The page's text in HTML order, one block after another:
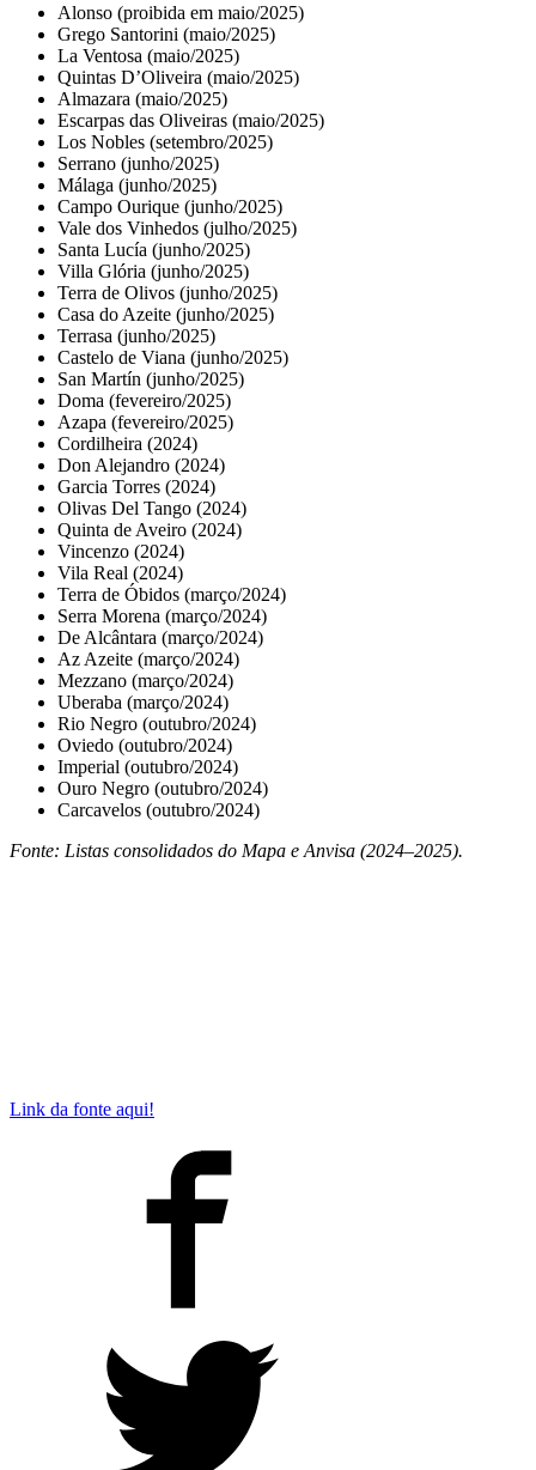
Alonso (proibida em maio/2025)
Grego Santorini (maio/2025)
La Ventosa (maio/2025)
Quintas D’Oliveira (maio/2025)
Almazara (maio/2025)
Escarpas das Oliveiras (maio/2025)
Los Nobles (setembro/2025)
Serrano (junho/2025)
Málaga (junho/2025)
Campo Ourique (junho/2025)
Vale dos Vinhedos (julho/2025)
Santa Lucía (junho/2025)
Villa Glória (junho/2025)
Terra de Olivos (junho/2025)
Casa do Azeite (junho/2025)
Terrasa (junho/2025)
Castelo de Viana (junho/2025)
San Martín (junho/2025)
Doma (fevereiro/2025)
Azapa (fevereiro/2025)
Cordilheira (2024)
Don Alejandro (2024)
Garcia Torres (2024)
Olivas Del Tango (2024)
Quinta de Aveiro (2024)
Vincenzo (2024)
Vila Real (2024)
Terra de Óbidos (março/2024)
Serra Morena (março/2024)
De Alcântara (março/2024)
Az Azeite (março/2024)
Mezzano (março/2024)
Uberaba (março/2024)
Rio Negro (outubro/2024)
Oviedo (outubro/2024)
Imperial (outubro/2024)
Ouro Negro (outubro/2024)
Carcavelos (outubro/2024)
Fonte: Listas consolidados do Mapa e Anvisa (2024–2025).
Link da fonte aqui!